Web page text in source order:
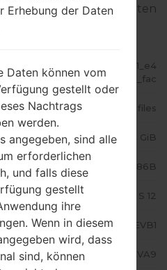
auf Samsung-Geräten
N986B_3_20220204140241_e4
zod5gmv3_fac
4 files
7.4 GiB
Samsung SM-N986B
Android S 12
N986BXXS3EVB1
N986BOXM3EVA9
Erhebung der Daten
Daten können vom
gestellt oder
Nachtrags
werden.
angegeben, sind alle
erforderlichen
und falls diese
gestellt
ihre
Wenn in diesem
wird, dass
sind, können